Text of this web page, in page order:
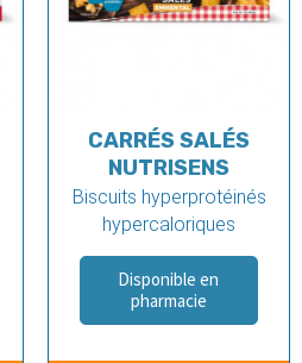
CARRÉS SALÉS
NUTRISENS
Biscuits hyperprotéinés
hypercaloriques
Disponible en
pharmacie